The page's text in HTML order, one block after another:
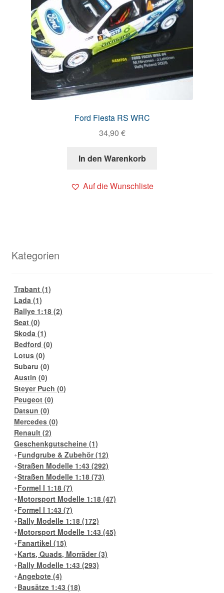
Ford Fiesta RS WRC
34,90 €
In den Warenkorb
Auf die Wunschliste
Kategorien
Trabant (1)
Lada (1)
Rallye 1:18 (2)
Seat (0)
Skoda (1)
Bedford (0)
Lotus (0)
Subaru (0)
Austin (0)
Steyer Puch (0)
Peugeot (0)
Datsun (0)
Mercedes (0)
Renault (2)
Geschenkgutscheine (1)
Fundgrube & Zubehör(12)
Straßen Modelle 1:43(292)
Straßen Modelle 1:18(73)
Formel I 1:18(7)
Motorsport Modelle 1:18(47)
Formel I 1:43(7)
Rally Modelle 1:18(172)
Motorsport Modelle 1:43(45)
Fanartikel(15)
Karts, Quads, Morräder(3)
Rally Modelle 1:43(293)
Angebote(4)
Bausätze 1:43(18)